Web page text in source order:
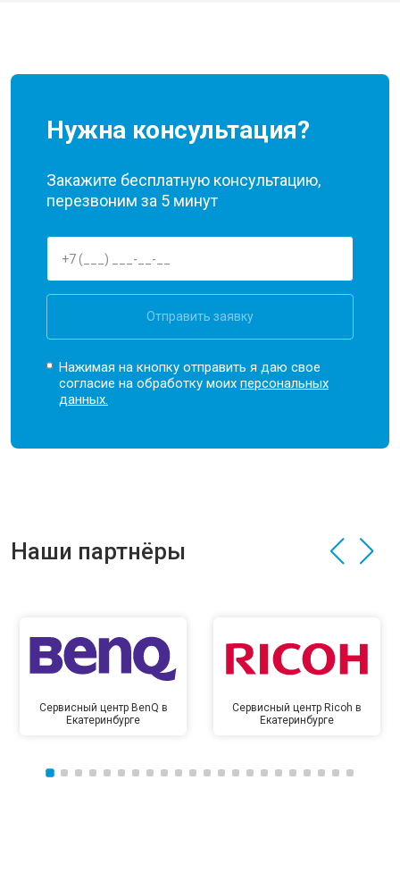
Нужна консультация?
Закажите бесплатную консультацию,
перезвоним за 5 минут
Отправить заявку
Нажимая на кнопку отправить я даю свое
согласие на обработку моихперсональных
данных.
Наши партнёры
Сервисный центр BenQ в
Екатеринбурге
Сервисный центр Ricoh в
Екатеринбурге